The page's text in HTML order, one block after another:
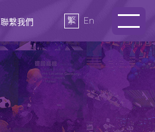
聯繫我們 繁 En